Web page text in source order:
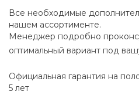
Все необходимые
нашем ассортименте.
Менеджер подробно
оптимальный вариант под
Официальная гарантия на
5 лет